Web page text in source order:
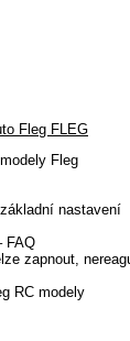
Fleg FLEG
Fleg
nastavení
FAQ
zapnout,
RC modely